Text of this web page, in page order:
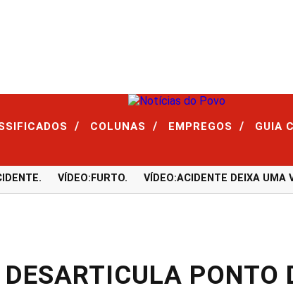
/ COLUNAS / EMPREGOS / GUIA
VÍDEO:FURTO. VÍDEO:ACIDENTE DEIXA UMA
PONTO